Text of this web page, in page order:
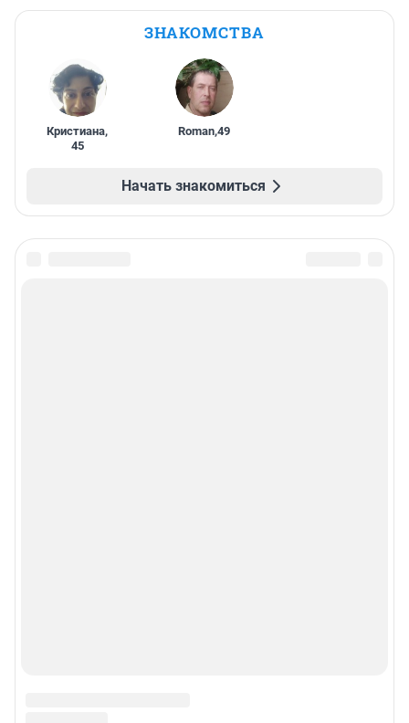
ЗНАКОМСТВА
Кристиана,
45
Roman,49
Начать знакомиться